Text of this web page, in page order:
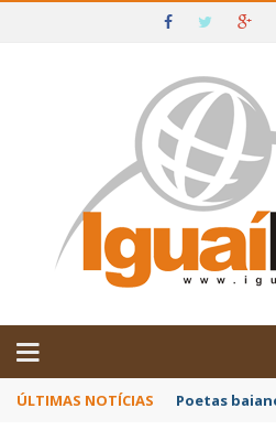
IGUAÍ E SUDOESTE DA
ÚLTIMAS NOTÍCIAS Poetas